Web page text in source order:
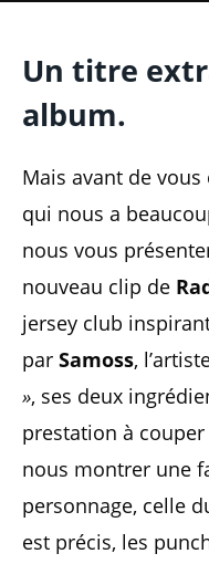
Un titre
album.
Mais avant de
qui nous a
nous vous
nouveau clip de
jersey club
par Samoss,
», ses deux
prestation à couper
nous montrer une
personnage, celle
est précis, les